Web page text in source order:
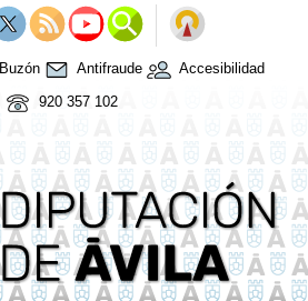
Buzón Antifraude
Accesibilidad
920 357 102